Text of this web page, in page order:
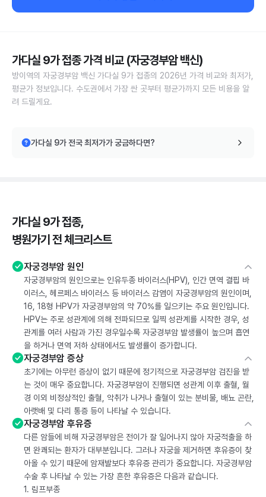
가다실 9가 접종 가격 비교 (자궁경부암 백신)
방이역의 자궁경부암 백신 가다실 9가 접종의 2026년 가격 비교와 최저가,
평균가 정보입니다. 수도권에서 가장 싼 곳부터 평균가까지 모든 비용을 알
려 드릴게요.
가다실 9가 전국 최저가가 궁금하다면?
가다실 9가 접종,
병원가기 전 체크리스트
자궁경부암 원인
자궁경부암의 원인으로는 인유두종 바이러스(HPV), 인간 면역 결핍 바
이러스, 헤르페스 바이러스 등 바이러스 감염이 자궁경부암의 원인이며,
16, 18형 HPV가 자궁경부암의 약 70%를 일으키는 주요 원인입니다.
HPV는 주로 성관계에 의해 전파되므로 일찍 성관계를 시작한 경우, 성
관계를 여러 사람과 가진 경우일수록 자궁경부암 발생률이 높으며 흡연
을 하거나 면역 저하 상태에서도 발생률이 증가합니다.
자궁경부암 증상
초기에는 아무런 증상이 없기 때문에 정기적으로 자궁경부암 검진을 받
는 것이 매우 중요합니다. 자궁경부암이 진행되면 성관계 이후 출혈, 월
경 이외 비정상적인 출혈, 악취가 나거나 출혈이 있는 분비물, 배뇨 곤란,
아랫배 및 다리 통증 등이 나타날 수 있습니다.
자궁경부암 후유증
다른 암들에 비해 자궁경부암은 전이가 잘 일어나지 않아 자궁적출을 하
면 완쾌되는 환자가 대부분입니다. 그러나 자궁을 제거하면 후유증이 찾
아올 수 있기 때문에 암재발보다 후유증 관리가 중요합니다. 자궁경부암
수술 후 나타날 수 있는 가장 흔한 후유증은 다음과 같습니다.
1. 림프부종